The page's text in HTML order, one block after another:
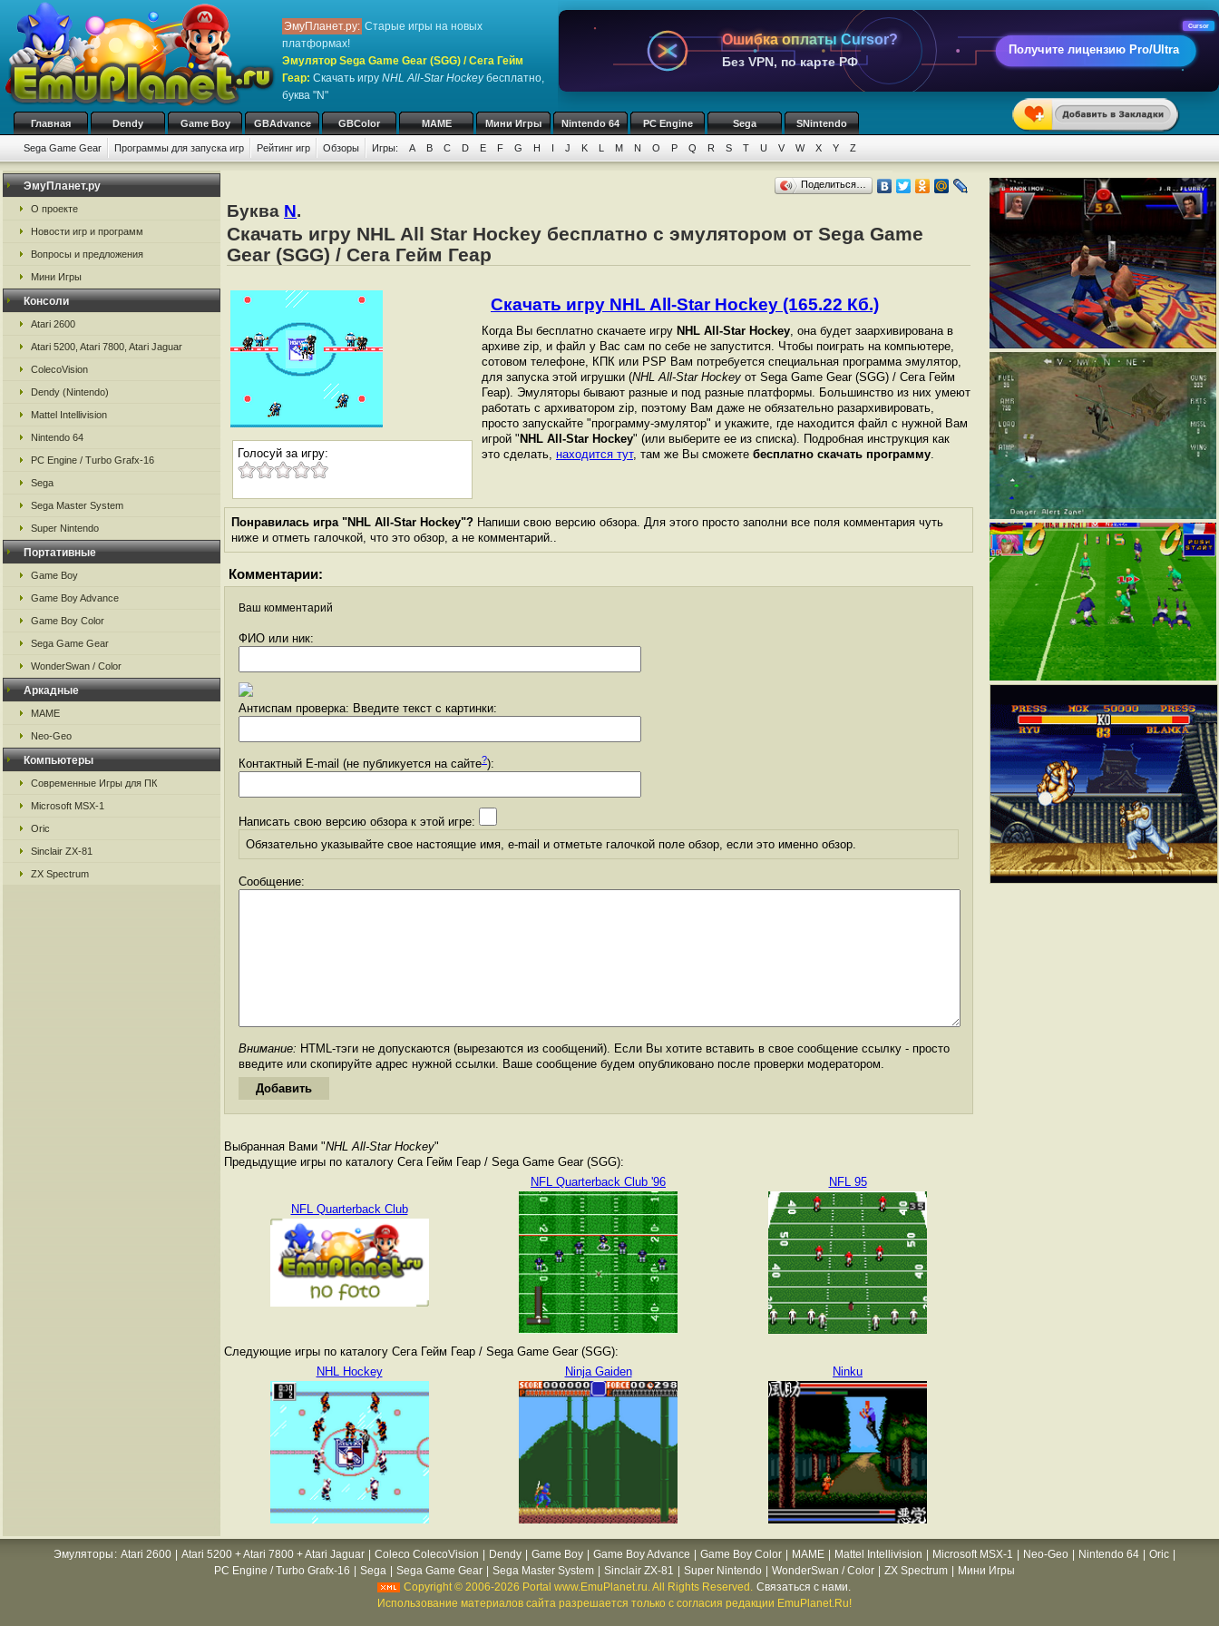
ЭмуПланет.ру: Старые игры на новых
платформах!
Эмулятор Sega Game Gear (SGG) / Сега Гейм
Геар: Скачать игру NHL All-Star Hockeyбесплатно,
буква "N"
Ошибка оплаты Cursor?
Без VPN, по карте РФ
Получите лицензию Pro/Ultra
Cursor
Главная Dendy Game Boy GBAdvance GBColor MAME Мини Игры Nintendo 64 PC Engine Sega SNintendo
Sega Game Gear Программы для запуска игр Рейтинг игр Обзоры Игры: A B C D E F G H I J K L M N O P Q R S T U V W X Y Z
ЭмуПланет.ру
О проекте
Новости игр и программ
Вопросы и предложения
Мини Игры
Консоли
Atari 2600
Atari 5200, Atari 7800, Atari Jaguar
ColecoVision
Dendy (Nintendo)
Mattel Intellivision
Nintendo 64
PC Engine / Turbo Grafx-16
Sega
Sega Master System
Super Nintendo
Портативные
Game Boy
Game Boy Advance
Game Boy Color
Sega Game Gear
WonderSwan / Color
Аркадные
MAME
Neo-Geo
Компьютеры
Современные Игры для ПК
Microsoft MSX-1
Oric
Sinclair ZX-81
ZX Spectrum
Поделиться…
Буква N.
Скачать игру NHL All Star Hockey бесплатно с эмулятором от Sega Game
Gear (SGG) / Сега Гейм Геар
Голосуй за игру:
Скачать игру NHL All-Star Hockey (165.22 Кб.)
Когда Вы бесплатно скачаете игру NHL All-Star Hockey, она будет заархивирована в
архиве zip, и файл у Вас сам по себе не запустится. Чтобы поиграть на компьютере,
сотовом телефоне, КПК или PSP Вам потребуется специальная программа эмулятор,
для запуска этой игрушки (NHL All-Star Hockey от Sega Game Gear (SGG) / Сега Гейм
Геар). Эмуляторы бывают разные и под разные платформы. Большинство из них умеют
работать с архиватором zip, поэтому Вам даже не обязательно разархивировать,
просто запускайте "программу-эмулятор" и укажите, где находится файл с нужной Вам
игрой " NHL All-Star Hockey" (или выберите ее из списка). Подробная инструкция как
это сделать, находится тут, там же Вы сможете бесплатно скачать программу.
Понравилась игра "NHL All-Star Hockey"? Напиши свою версию обзора. Для этого просто заполни все поля комментария чуть
ниже и отметь галочкой, что это обзор, а не комментарий..
Комментарии:
Ваш комментарий
ФИО или ник:
Антиспам проверка: Введите текст с картинки:
Контактный E-mail (не публикуется на сайте?):
Написать свою версию обзора к этой игре:
Обязательно указывайте свое настоящие имя, e-mail и отметьте галочкой поле обзор, если это именно обзор.
Сообщение:
Внимание: HTML-тэги не допускаются (вырезаются из сообщений). Если Вы хотите вставить в свое сообщение ссылку - просто
введите или скопируйте адрес нужной ссылки. Ваше сообщение будем опубликовано после проверки модератором.
Выбранная Вами "NHL All-Star Hockey"
Предыдущие игры по каталогу Сега Гейм Геар / Sega Game Gear (SGG):
NFL Quarterback Club
NFL Quarterback Club '96 NFL 95
Следующие игры по каталогу Сега Гейм Геар / Sega Game Gear (SGG):
NHL Hockey
Ninja Gaiden Ninku
Эмуляторы : Atari 2600 Atari 5200 + Atari 7800 + Atari Jaguar Coleco ColecoVision Dendy Game Boy Game Boy Advance Game Boy Color MAME Mattel Intellivision Microsoft MSX-1 Neo-Geo Nintendo 64 Oric
PC Engine / Turbo Grafx-16
Sega Sega Game Gear Sega Master System Sinclair ZX-81 Super Nintendo WonderSwan / Color ZX Spectrum
Мини Игры
Copyright © 2006-2026 Portal www.EmuPlanet.ru. All Rights Reserved. Связаться с нами.
Использование материалов сайта разрешается только с согласия редакции EmuPlanet.Ru!